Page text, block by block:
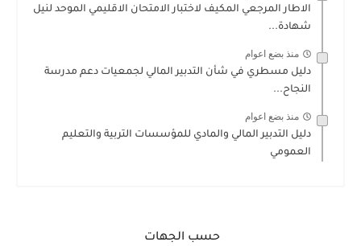
الاطار المرجعي المكيف لاختبار الامتحان الاقليمي الموحد لنيل
شهادة...
منذ بضع اعوام
دليل مسطري في شأن التدبير المالي لجمعيات دعم مدرسة
النجاح...
منذ بضع اعوام
دليل التدبير المالي والمادي للمؤسسات التربية والتعليم
العمومي
حسب الجهات